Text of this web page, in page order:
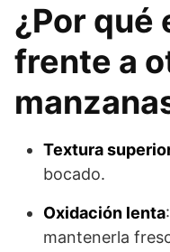
¿Por qué
frente a
Textura
bocado.
Oxidación lenta
mantenerla